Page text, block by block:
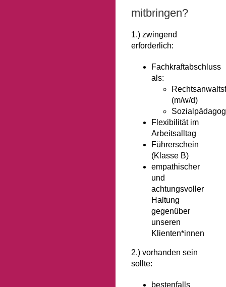
mitbringen?
1.) zwingend
erforderlich:
Fachkraftabschluss
als:
(m/w/d)
Flexibilität im
Arbeitsalltag
Führerschein
(Klasse B)
empathischer
und
achtungsvoller
Haltung
gegenüber
unseren
Klienten*innen
2.) vorhanden sein
sollte:
bestenfalls